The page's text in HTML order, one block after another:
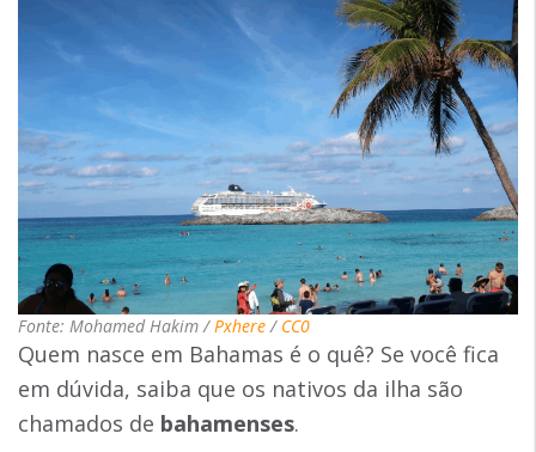
Fonte: Mohamed Hakim / Pxhere / CC0
Quem nasce em Bahamas é o quê? Se você fica
em dúvida, saiba que os nativos da ilha são
chamados de bahamenses.